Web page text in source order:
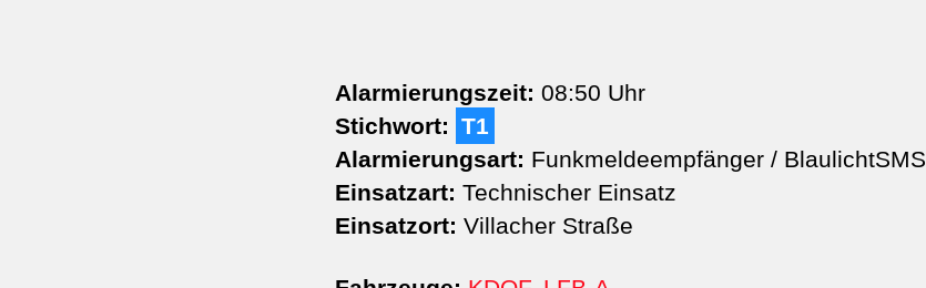
Alarmierungszeit: 08:50 Uhr
Stichwort: T1
Alarmierungsart: Funkmeldeempfänger / BlaulichtSMS
Einsatzart: Technischer Einsatz
Einsatzort: Villacher Straße